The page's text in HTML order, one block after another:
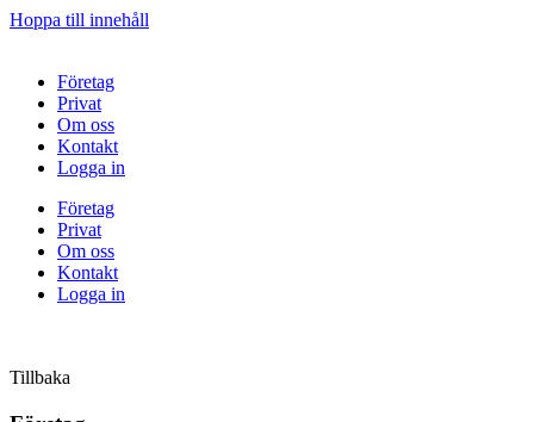
Hoppa till innehåll
Företag
Privat
Om oss
Kontakt
Logga in
Företag
Privat
Om oss
Kontakt
Logga in
Tillbaka